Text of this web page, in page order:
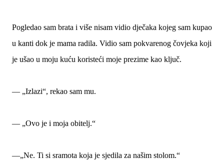
Pogledao sam brata i više nisam vidio dječaka kojeg sam kupao
u kanti dok je mama radila. Vidio sam pokvarenog čovjeka koji
je ušao u moju kuću koristeći moje prezime kao ključ.
— „Izlazi“, rekao sam mu.
— „Ovo je i moja obitelj.“
—„Ne. Ti si sramota koja je sjedila za našim stolom.“